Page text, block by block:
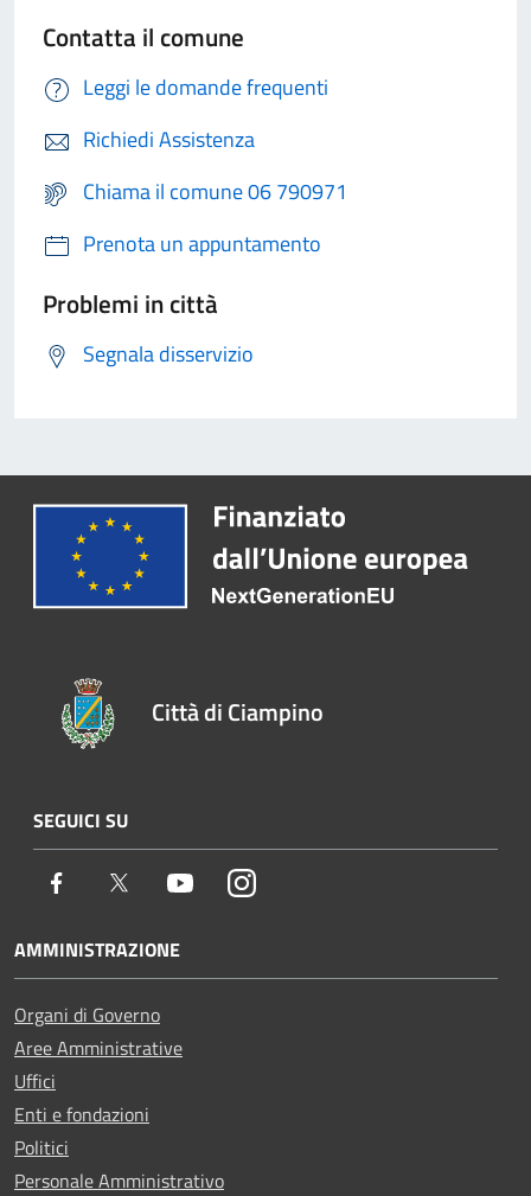
Contatta il comune
Leggi le domande frequenti
Richiedi Assistenza
Chiama il comune 06 790971
Prenota un appuntamento
Problemi in città
Segnala disservizio
Città di Ciampino
SEGUICI SU
Facebook Twitter YoutubeInstagram
AMMINISTRAZIONE
Organi di Governo
Aree Amministrative
Uffici
Enti e fondazioni
Politici
Personale Amministrativo